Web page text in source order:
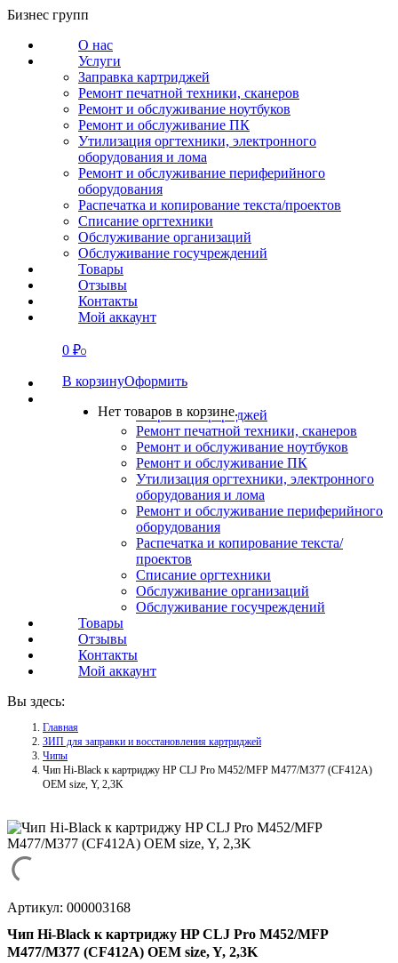
Перейти
содержанию
Бизнес групп
О нас
Услуги
Заправка картриджей
Ремонт печатной техники, сканеров
Ремонт и обслуживание ноутбуков
Ремонт и обслуживание ПК
Утилизация оргтехники, электронного
оборудования и лома
Ремонт и обслуживание периферийного
оборудования
Распечатка и копирование текста/проектов
Списание оргтехники
Обслуживание организаций
Обслуживание госучреждений
Товары
Отзывы
Контакты
Мой аккаунт
0 ₽0
В корзинуОформить
Нет товаров в корзине.
СВЯЗАТЬСЯ
О нас
Заправка картриджей
Ремонт печатной техники, сканеров
Ремонт и обслуживание ноутбуков
Ремонт и обслуживание ПК
Утилизация оргтехники, электронного
оборудования и лома
Ремонт и обслуживание периферийного
оборудования
Распечатка и копирование текста/
проектов
Списание оргтехники
Обслуживание организаций
Обслуживание госучреждений
Товары
Отзывы
Контакты
Мой аккаунт
Вы здесь:
Главная
ЗИП для заправки и восстановления картриджей
Чипы
Чип Hi-Black к картриджу HP CLJ Pro M452/MFP M477/M377 (CF412A)
OEM size, Y, 2,3K
Артикул: 000003168
Чип Hi-Black к картриджу HP CLJ Pro M452/MFP
M477/M377 (CF412A) OEM size, Y, 2,3K